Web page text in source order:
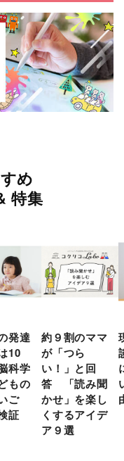
め
特集
発達
10
科学
もの
ご
証
約９割のママ
が「つら
い！」と回
答 「読み聞
かせ」を楽し
くするアイデ
ア９選